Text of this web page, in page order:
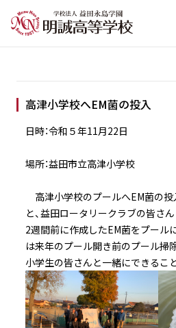
高津小学校へEM菌の投入
日時：令和５年11月22日
場所：益田市立高津小学校
高津小学校のプールへEM菌の投
と、益田ロータリークラブの皆さ
2週間前に作成したEM菌をプール
は来年のプール開き前のプール掃除
小学生の皆さんと一緒にできるこ